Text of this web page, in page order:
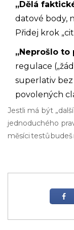
„Dělá
datové body,
Přidej krok
„Neprošlo to
regulace
superlativ bez
povolených
Jestli má být
jednoduchého
měsíci testů budeš